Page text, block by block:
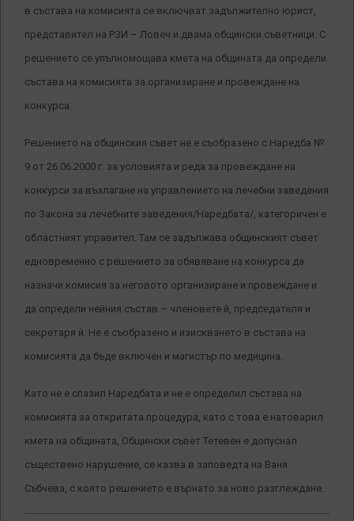
в състава на комисията се включват задължително юрист,
представител на РЗИ – Ловеч и двама общински съветници. С
решението се упълномощава кмета на общината да определи
състава на комисията за организиране и провеждане на
конкурса.
Решението на общинския съвет не е съобразено с Наредба №
9 от 26.06.2000 г. за условията и реда за провеждане на
конкурси за възлагане на управлението на лечебни заведения
по Закона за лечебните заведения/Наредбата/, категоричен е
областният управител. Там се задължава общинският съвет
едновременно с решението за обявяване на конкурса да
назначи комисия за неговото организиране и провеждане и
да определи нейния състав – членовете й, председателя и
секретаря й. Не е съобразено и изискването в състава на
комисията да бъде включен и магистър по медицина.
Като не е спазил Наредбата и не е определил състава на
комисията за откритата процедура, като с това е натоварил
кмета на общината, Общински съвет Тетевен е допуснал
съществено нарушение, се казва в заповедта на Ваня
Събчева, с която решението е върнато за ново разглеждане.